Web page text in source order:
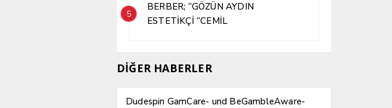
5
BERBER; “GÖZÜN AYDIN
ESTETİKÇİ “CEMİL
DİĞER HABERLER
Dudespin GamCare- und BeGambleAware-